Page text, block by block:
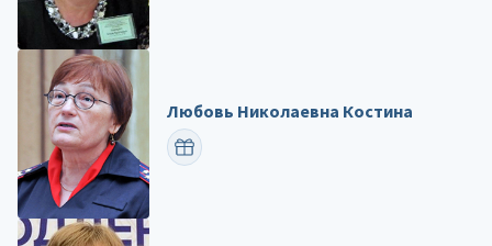
Любовь Николаевна Костина
ПОЗДРАВИТЬ